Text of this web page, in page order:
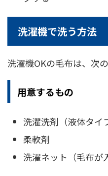
洗濯機で洗う方法
洗濯機OKの毛布は、次
用意するもの
洗濯洗剤（液体タイ
柔軟剤
洗濯ネット（毛布が